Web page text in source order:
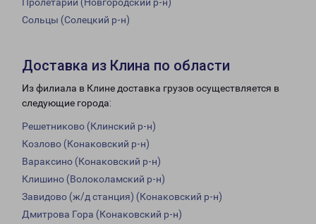
Пролетарий (Новгородский р-н)
Сольцы (Солецкий р-н)
Доставка из Клина по области
Из филиала в Клине доставка грузов осуществляется в
следующие города:
Решетниково (Клинский р-н)
Козлово (Конаковский р-н)
Вараксино (Конаковский р-н)
Клишино (Волоколамский р-н)
Завидово (ж/д станция) (Конаковский р-н)
Дмитрова Гора (Конаковский р-н)